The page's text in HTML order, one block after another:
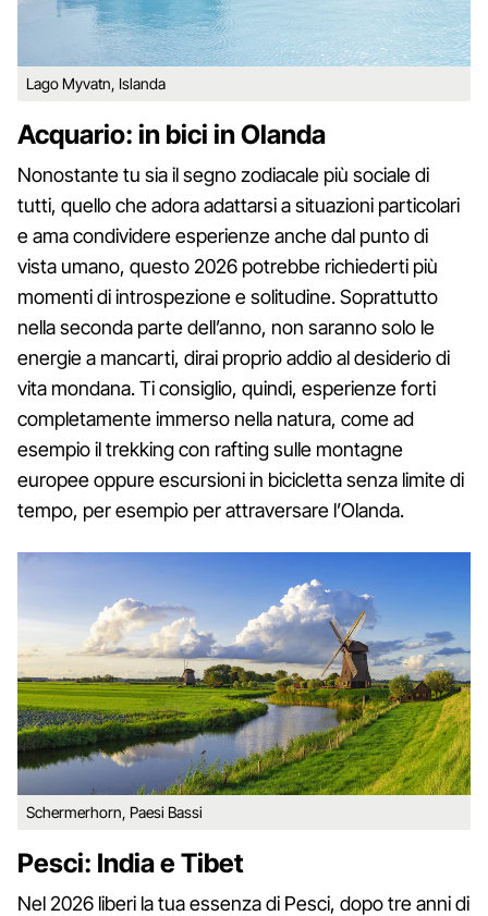
Lago Myvatn, Islanda
Acquario: in bici in Olanda
Nonostante tu sia il segno zodiacale più sociale di
tutti, quello che adora adattarsi a situazioni particolari
e ama condividere esperienze anche dal punto di
vista umano, questo 2026 potrebbe richiederti più
momenti di introspezione e solitudine. Soprattutto
nella seconda parte dell’anno, non saranno solo le
energie a mancarti, dirai proprio addio al desiderio di
vita mondana. Ti consiglio, quindi, esperienze forti
completamente immerso nella natura, come ad
esempio il trekking con rafting sulle montagne
europee oppure escursioni in bicicletta senza limite di
tempo, per esempio per attraversare l’Olanda.
Schermerhorn, Paesi Bassi
Pesci: India e Tibet
Nel 2026 liberi la tua essenza di Pesci, dopo tre anni di